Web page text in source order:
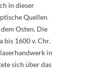
in dieser
Quellen
Osten. Die
bis 1600 v. Chr.
in
sich über das